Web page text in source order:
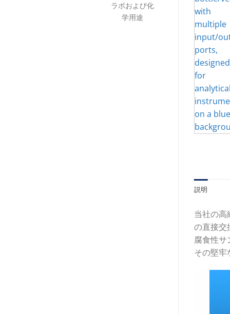
ラボおよび化
学用途
説明
当社の
の直接交
腐食性サ
その堅牢